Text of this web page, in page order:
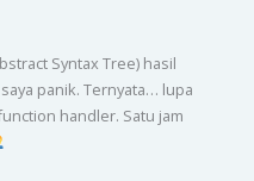
Syntax Tree) hasil
panik. Ternyata… lupa
handler. Satu jam